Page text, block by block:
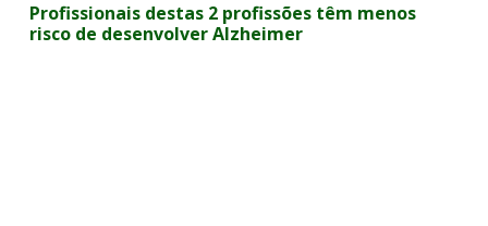
Profissionais destas 2 profissões têm menos
risco de desenvolver Alzheimer